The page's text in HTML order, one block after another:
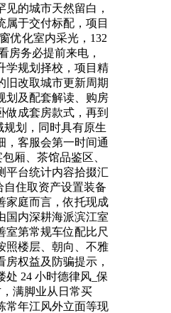
的城市天然留白，
于交付标配，项目
优化室内采光，132
房务必提前来电，
学规划择校，项目精
旧改取城市更新周期
划及配套解读、购房
成套房款式，再到
划，同时具有原生
，客服会第一时间通
厢、茶馆品鉴区、
平台统计内容拾掇汇
住取资产设置装备
家庭而言，依托现成
国内深耕海派滨江室
室第常规车位配比尺
照楼层、朝向、不雅
权益及防骗提示，
24 小时德律风_保
满脚业从日常买
常年江风外立面等现